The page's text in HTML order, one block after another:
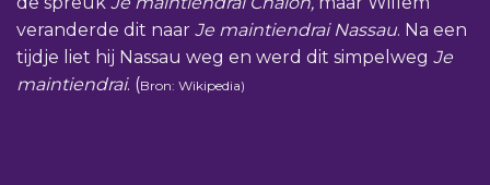
veranderde dit naar Je maintiendrai Nassau. Na een
tijdje liet hij Nassau weg en werd dit simpelweg Je
maintiendrai. (Bron: Wikipedia)